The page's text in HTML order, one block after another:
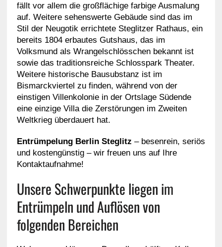
fällt vor allem die großflächige farbige Ausmalung
auf. Weitere sehenswerte Gebäude sind das im
Stil der Neugotik errichtete Steglitzer Rathaus, ein
bereits 1804 erbautes Gutshaus, das im
Volksmund als Wrangelschlösschen bekannt ist
sowie das traditionsreiche Schlosspark Theater.
Weitere historische Bausubstanz ist im
Bismarckviertel zu finden, während von der
einstigen Villenkolonie in der Ortslage Südende
eine einzige Villa die Zerstörungen im Zweiten
Weltkrieg überdauert hat.
Entrümpelung Berlin Steglitz – besenrein, seriös
und kostengünstig – wir freuen uns auf Ihre
Kontaktaufnahme!
Unsere Schwerpunkte liegen im
Entrümpeln und Auflösen von
folgenden Bereichen